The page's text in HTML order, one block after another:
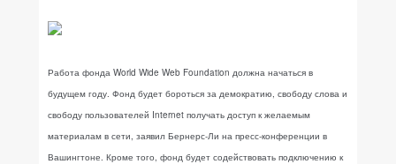
Работа фонда World Wide Web Foundation должна начаться в
будущем году. Фонд будет бороться за демократию, свободу слова и
свободу пользователей Internet получать доступ к желаемым
материалам в сети, заявил Бернерс-Ли на пресс-конференции в
Вашингтоне. Кроме того, фонд будет содействовать подключению к